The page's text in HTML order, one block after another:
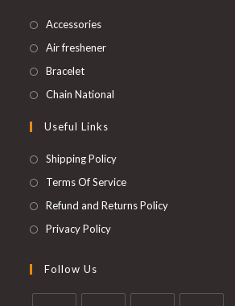
Accessories
Air freshener
Bracelet
Chain National
Useful Links
Shipping Policy
Terms Of Service
Refund and Returns Policy
Privacy Policy
Follow Us